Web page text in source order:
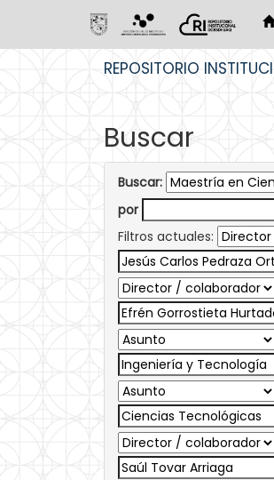
REPOSITORIO
Buscar
Buscar:
por
Filtros actuales: